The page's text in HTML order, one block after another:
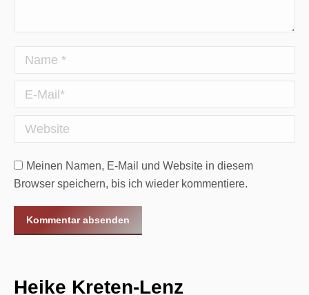
Name *
E-Mail *
Website
Meinen Namen, E-Mail und Website in diesem
Browser speichern, bis ich wieder kommentiere.
Kommentar absenden
Heike Kreten-Lenz